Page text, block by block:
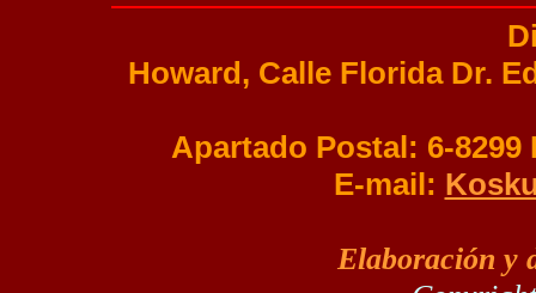
Howard, Calle Florida Dr.
Apartado Postal: 6-8299
E-mail:
Elaboración y